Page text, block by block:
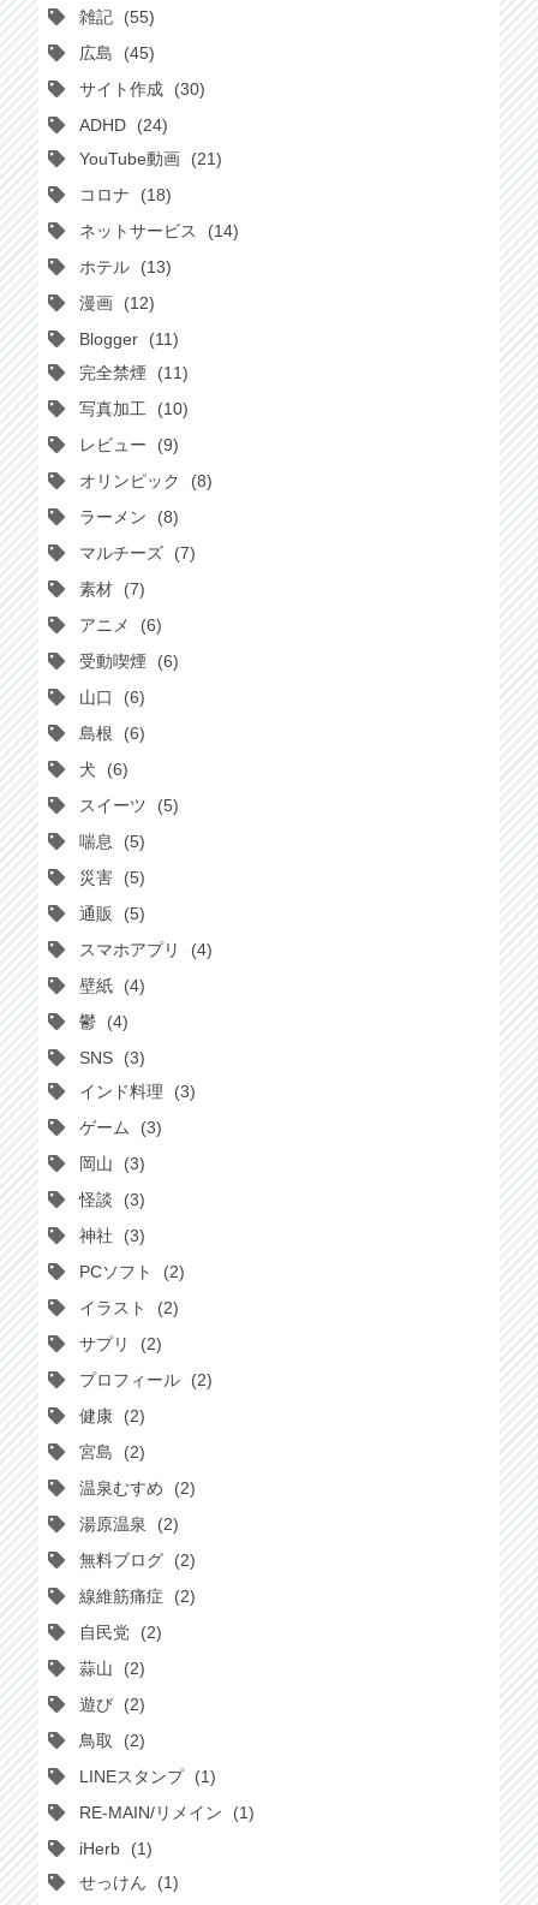
雑記
55
広島
45
サイト作成
30
ADHD
24
YouTube動画
21
コロナ
18
ネットサービス
14
ホテル
13
漫画
12
Blogger
11
完全禁煙
11
写真加工
10
レビュー
9
オリンピック
8
ラーメン
8
マルチーズ
7
素材
7
アニメ
6
受動喫煙
6
山口
6
島根
6
犬
6
スイーツ
5
喘息
5
災害
5
通販
5
スマホアプリ
4
壁紙
4
鬱
4
SNS
3
インド料理
3
ゲーム
3
岡山
3
怪談
3
神社
3
PCソフト
2
イラスト
2
サプリ
2
プロフィール
2
健康
2
宮島
2
温泉むすめ
2
湯原温泉
2
無料ブログ
2
線維筋痛症
2
自民党
2
蒜山
2
遊び
2
鳥取
2
LINEスタンプ
1
RE-MAIN/リメイン
1
iHerb
1
せっけん
1